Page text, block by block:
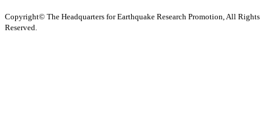
Copyright© The Headquarters for Earthquake Research Promotion, All Rights
Reserved.